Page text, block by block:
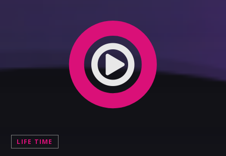
LIFE TIME